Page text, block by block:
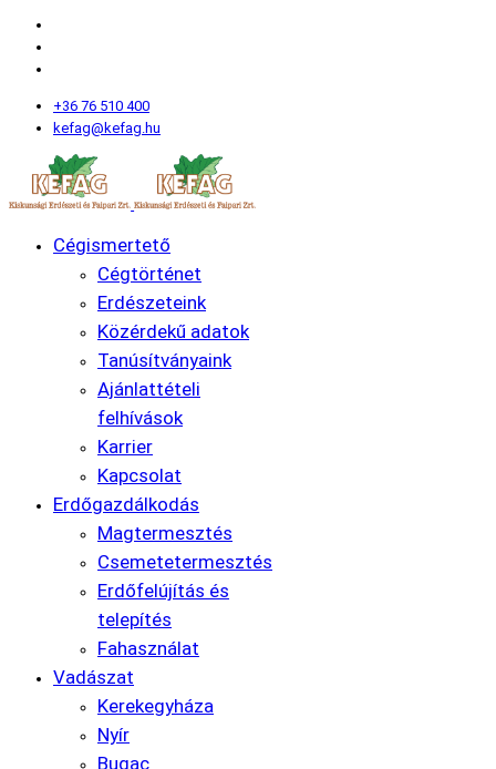
+36 76 510 400
kefag@kefag.hu
Cégismertető
Cégtörténet
Erdészeteink
Közérdekű adatok
Tanúsítványaink
Ajánlattételi
felhívások
Karrier
Kapcsolat
Erdőgazdálkodás
Magtermesztés
Csemetetermesztés
Erdőfelújítás és
telepítés
Fahasználat
Vadászat
Kerekegyháza
Nyír
Bugac